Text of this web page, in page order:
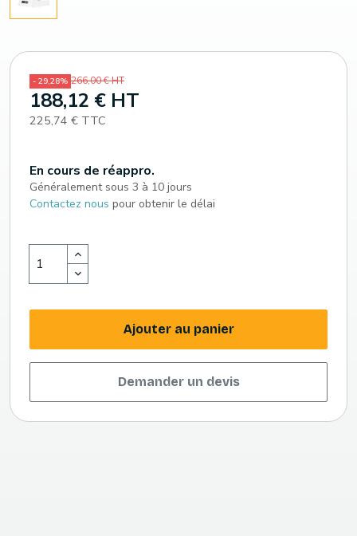
- 29,28% 266,00 € HT
188,12 € HT
225,74 € TTC
En cours de réappro.
Généralement sous 3 à 10 jours
Contactez nous pour obtenir le délai
Ajouter au panier
Demander un devis